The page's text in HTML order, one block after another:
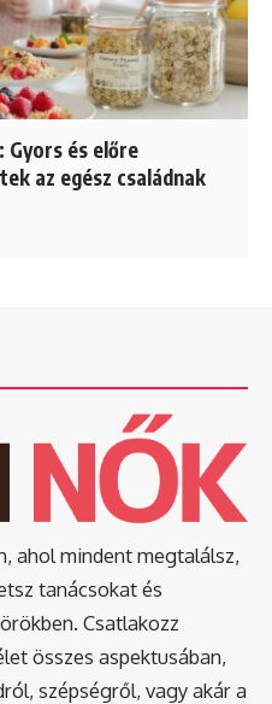
Gyors és előre
az egész családnak
ahol mindent megtalálsz,
tanácsokat és
Csatlakozz
összes aspektusában,
szépségről, vagy akár a